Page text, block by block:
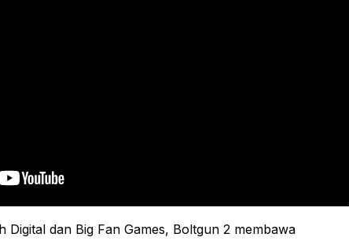
dan Big Fan Games, Boltgun 2 membawa